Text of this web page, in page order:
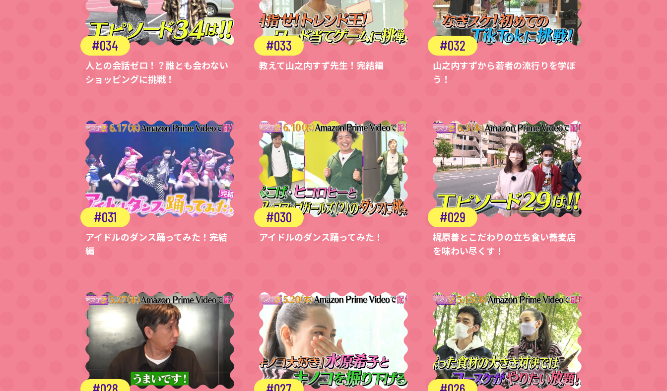
034
人との会話ゼロ！？誰とも会わない
ショッピングに挑戦！
033
教えて山之内すず先生！完結編
032
山之内すずから若者の流行りを学ぼ
う！
031
アイドルのダンス踊ってみた！完結
編
030
アイドルのダンス踊ってみた！
029
梶原善とこだわりの立ち食い蕎麦店
を味わい尽くす！